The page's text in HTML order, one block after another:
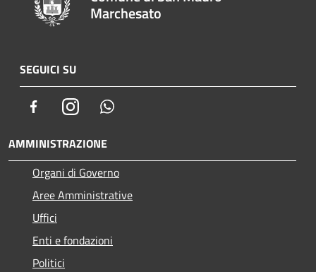
Marchesato
SEGUICI SU
FacebookInstagram
AMMINISTRAZIONE
Organi di Governo
Aree Amministrative
Uffici
Enti e fondazioni
Politici